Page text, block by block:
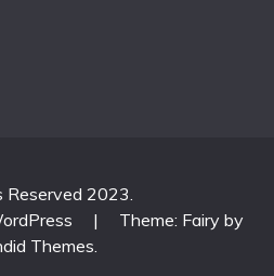
Reserved 2023.
|
Theme: Fairy by
Themes.